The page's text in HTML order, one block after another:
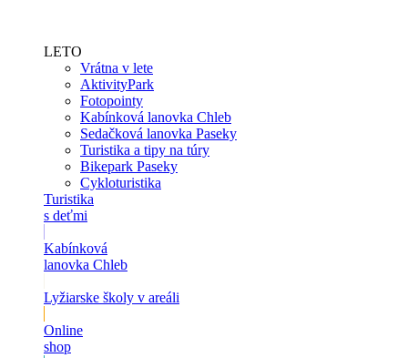
LETO
Vrátna v lete
AktivityPark
Fotopointy
Kabínková lanovka Chleb
Sedačková lanovka Paseky
Turistika a tipy na túry
Bikepark Paseky
Cykloturistika
Turistika
s deťmi
Kabínková
lanovka Chleb
Lyžiarske školy v areáli
Online
shop